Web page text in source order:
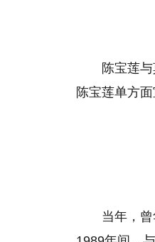
陈宝莲
陈宝莲单方
当年，